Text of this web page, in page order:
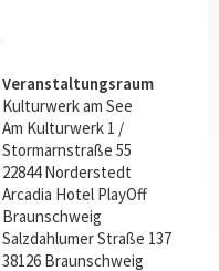
Veranstaltungsraum
Kulturwerk am See
Am Kulturwerk 1 /
Stormarnstraße 55
22844 Norderstedt
Arcadia Hotel PlayOff
Braunschweig
Salzdahlumer Straße 137
38126 Braunschweig